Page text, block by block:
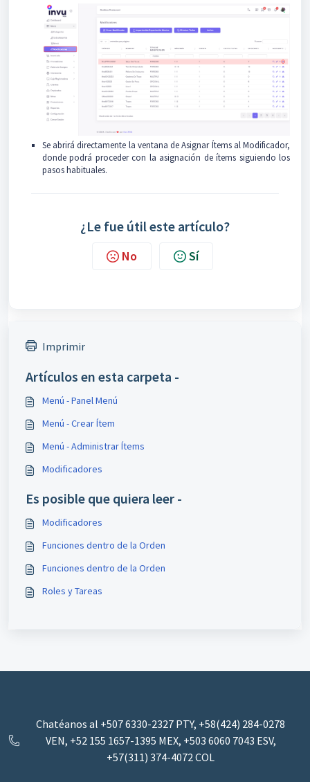
Se abrirá directamente la ventana de Asignar Ítems al Modificador,
donde podrá proceder con la asignación de ítems siguiendo los
pasos habituales.
¿Le fue útil este artículo?
No Sí
Imprimir
Artículos en esta carpeta -
Menú - Panel Menú
Menú - Crear Ítem
Menú - Administrar Ítems
Modificadores
Es posible que quiera leer -
Modificadores
Funciones dentro de la Orden
Funciones dentro de la Orden
Roles y Tareas
Chatéanos al +507 6330-2327 PTY, +58(424) 284-0278
VEN, +52 155 1657-1395 MEX, ‪+503 6060 7043‬ ESV,
+57(311) 374-4072 COL